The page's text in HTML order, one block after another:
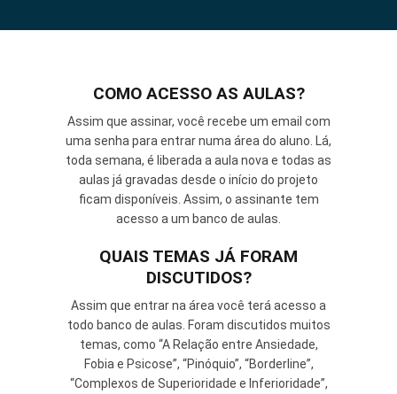
COMO ACESSO AS AULAS?
Assim que assinar, você recebe um email com
uma senha para entrar numa área do aluno. Lá,
toda semana, é liberada a aula nova e todas as
aulas já gravadas desde o início do projeto
ficam disponíveis. Assim, o assinante tem
acesso a um banco de aulas.
QUAIS TEMAS JÁ FORAM
DISCUTIDOS?
Assim que entrar na área você terá acesso a
todo banco de aulas. Foram discutidos muitos
temas, como “A Relação entre Ansiedade,
Fobia e Psicose”, “Pinóquio”, “Borderline”,
“Complexos de Superioridade e Inferioridade”,